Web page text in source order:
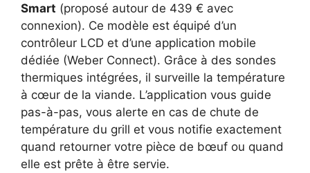
Smart (proposé autour de 439 € avec
connexion). Ce modèle est équipé d’un
contrôleur LCD et d’une application mobile
dédiée (Weber Connect). Grâce à des sondes
thermiques intégrées, il surveille la température
à cœur de la viande. L’application vous guide
pas-à-pas, vous alerte en cas de chute de
température du grill et vous notifie exactement
quand retourner votre pièce de bœuf ou quand
elle est prête à être servie.